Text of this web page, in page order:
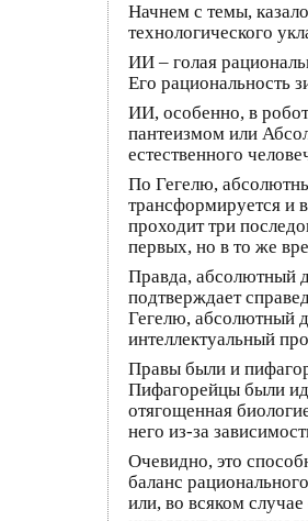
Начнем с темы,
технологического
ИИ – голая
Его рациональность
ИИ, особенно, в
пантеизмом или
естественного
По Гегелю,
трансформируется и
проходит три
первых, но в то же
Правда, абсолютный
подтверждает
Гегелю, абсолютный
интеллектуальный
Правы были и
Пифагорейцы были
отягощенная
него из-за
Очевидно, это
баланс
или, во всяком